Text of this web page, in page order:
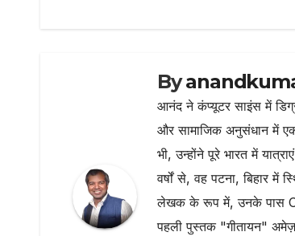
By
आनंद ने कंप्यूटर साइंस में
और सामाजिक अनुसंधान में
भी, उन्होंने पूरे भारत में
वर्षों से, वह पटना, बिहार
लेखक के रूप में, उनके पास
पहली पुस्तक "गीतायन"